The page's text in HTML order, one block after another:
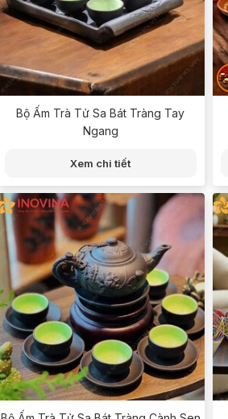
Bộ Ấm Trà Tử Sa Bát Tràng Tay
Ngang
Xem chi tiết